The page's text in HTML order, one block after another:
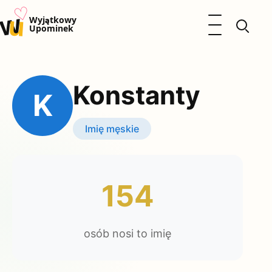
u♡Wyjątkowy
Upominek
Otwórz menu
Kalendarz Imienin
Kobieta
Okazje
Katalog prezentów
K Konstanty
Imię męskie
154
osób nosi to imię